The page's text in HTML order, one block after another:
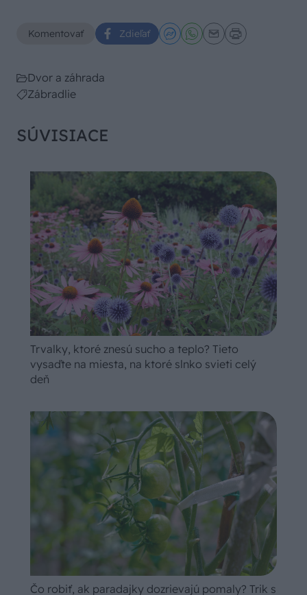
Komentovať Zdieľať
Dvor a záhrada
Zábradlie
SÚVISIACE
Trvalky, ktoré znesú sucho a teplo? Tieto
vysaďte na miesta, na ktoré slnko svieti celý
deň
Čo robiť, ak paradajky dozrievajú pomaly? Trik s